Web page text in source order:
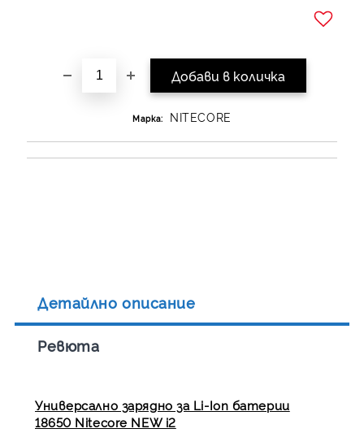
Марка: NITECORE
Детайлно описание
Ревюта
Универсално зарядно за Li-Ion батерии
18650 Nitecore NEW i2